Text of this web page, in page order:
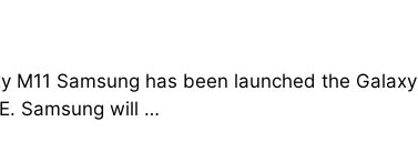
M11 Samsung has been launched the Galaxy
Samsung will …